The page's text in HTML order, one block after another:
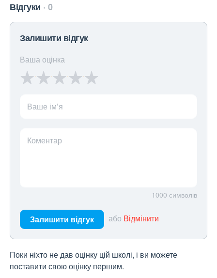
Відгуки 0
Залишити відгук
Ваша оцінка
Ваше ім’я
Коментар
1000 символів
Залишити відгук або Відмінити
Поки ніхто не дав оцінку цій школі, і ви можете
поставити свою оцінку першим.